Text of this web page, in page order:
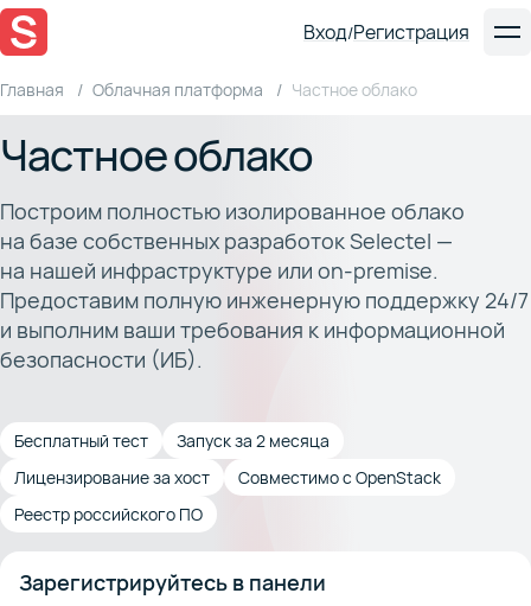
Вход/Регистрация
Главная Облачная платформа Частное облако
Частное облако
Построим полностью изолированное облако
на базе собственных разработок Selectel —
на нашей инфраструктуре или on-premise.
Предоставим полную инженерную поддержку 24/7
и выполним ваши требования к информационной
безопасности (ИБ).
Бесплатный тест
Запуск за 2 месяца
Лицензирование за хост
Совместимо с OpenStack
Реестр российского ПО
Зарегистрируйтесь в панели